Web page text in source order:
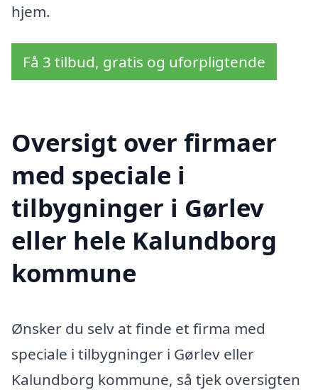
hjem.
Få 3 tilbud, gratis og uforpligtende
Oversigt over firmaer
med speciale i
tilbygninger i Gørlev
eller hele Kalundborg
kommune
Ønsker du selv at finde et firma med
speciale i tilbygninger i Gørlev eller
Kalundborg kommune, så tjek oversigten